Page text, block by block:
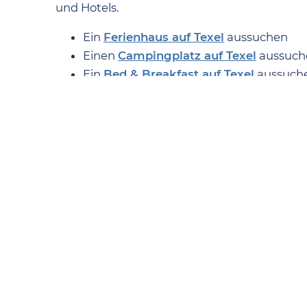
und Hotels.
Ein Ferienhaus auf Texel aussuchen
EinenCampingplatz auf Texel
Ein Bed & Breakfast auf Texel